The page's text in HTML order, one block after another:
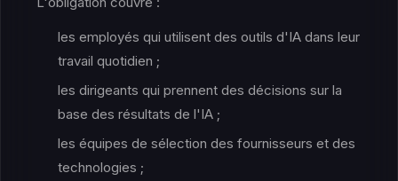
les employés qui utilisent des outils d'IA dans leur
travail quotidien ;
les dirigeants qui prennent des décisions sur la
base des résultats de l'IA ;
les équipes de sélection des fournisseurs et des
technologies ;